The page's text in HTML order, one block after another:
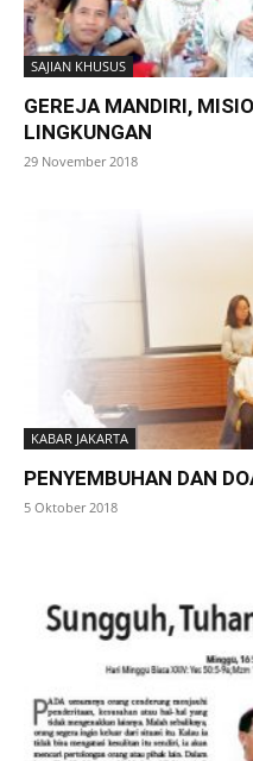
SAJIAN KHUSUS
GEREJA MANDIRI,
LINGKUNGAN
29 November 2018
KABAR JAKARTA
PENYEMBUHAN DAN
5 Oktober 2018